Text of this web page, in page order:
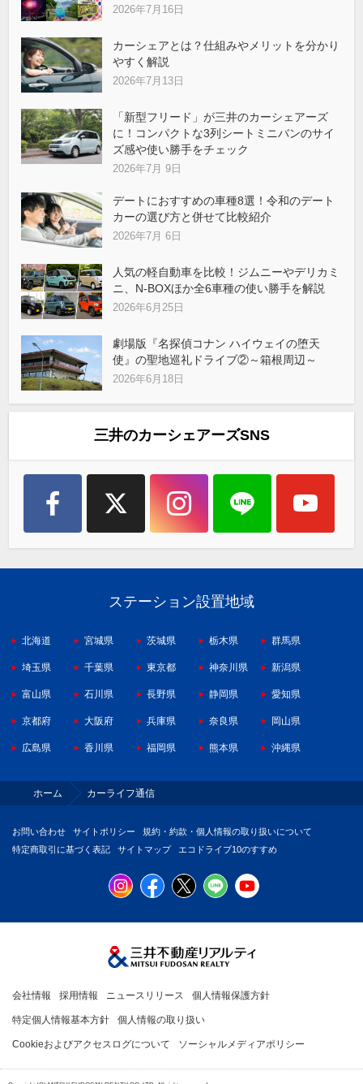
2026年7月16日
カーシェアとは？仕組みやメリットを分かり
やすく解説
2026年7月13日
「新型フリード」が三井のカーシェアーズ
に！コンパクトな3列シートミニバンのサイ
ズ感や使い勝手をチェック
2026年7月 9日
デートにおすすめの車種8選！令和のデート
カーの選び方と併せて比較紹介
2026年7月 6日
人気の軽自動車を比較！ジムニーやデリカミ
ニ、N-BOXほか全6車種の使い勝手を解説
2026年6月25日
劇場版『名探偵コナン ハイウェイの堕天
使』の聖地巡礼ドライブ②～箱根周辺～
2026年6月18日
三井のカーシェアーズSNS
ステーション設置地域
北海道 宮城県 茨城県 栃木県 群馬県
埼玉県 千葉県 東京都 神奈川県 新潟県
富山県 石川県 長野県 静岡県 愛知県
京都府 大阪府 兵庫県 奈良県 岡山県
広島県 香川県 福岡県 熊本県 沖縄県
ホーム カーライフ通信
お問い合わせ サイトポリシー
規約・約款・個人情報の取り扱いについて
特定商取引に基づく表記
サイトマップ エコドライブ10のすすめ
会社情報 採用情報 ニュースリリース 個人情報保護方針
特定個人情報基本方針 個人情報の取り扱い
Cookieおよびアクセスログについて ソーシャルメディアポリシー